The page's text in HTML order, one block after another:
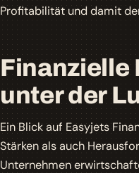
Profitabilität und damit
Finanzielle
unter der
Ein Blick auf Easyjets
Stärken als auch
Unternehmen